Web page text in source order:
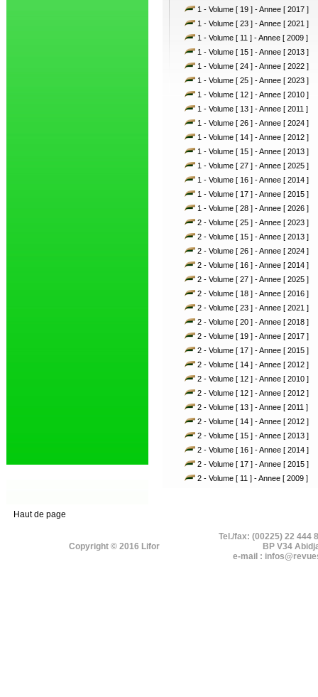
1 - Volume [ 19 ] - Annee [ 2017 ]
1 - Volume [ 23 ] - Annee [ 2021 ]
1 - Volume [ 11 ] - Annee [ 2009 ]
1 - Volume [ 15 ] - Annee [ 2013 ]
1 - Volume [ 24 ] - Annee [ 2022 ]
1 - Volume [ 25 ] - Annee [ 2023 ]
1 - Volume [ 12 ] - Annee [ 2010 ]
1 - Volume [ 13 ] - Annee [ 2011 ]
1 - Volume [ 26 ] - Annee [ 2024 ]
1 - Volume [ 14 ] - Annee [ 2012 ]
1 - Volume [ 15 ] - Annee [ 2013 ]
1 - Volume [ 27 ] - Annee [ 2025 ]
1 - Volume [ 16 ] - Annee [ 2014 ]
1 - Volume [ 17 ] - Annee [ 2015 ]
1 - Volume [ 28 ] - Annee [ 2026 ]
2 - Volume [ 25 ] - Annee [ 2023 ]
2 - Volume [ 15 ] - Annee [ 2013 ]
2 - Volume [ 26 ] - Annee [ 2024 ]
2 - Volume [ 16 ] - Annee [ 2014 ]
2 - Volume [ 27 ] - Annee [ 2025 ]
2 - Volume [ 18 ] - Annee [ 2016 ]
2 - Volume [ 23 ] - Annee [ 2021 ]
2 - Volume [ 20 ] - Annee [ 2018 ]
2 - Volume [ 19 ] - Annee [ 2017 ]
2 - Volume [ 17 ] - Annee [ 2015 ]
2 - Volume [ 14 ] - Annee [ 2012 ]
2 - Volume [ 12 ] - Annee [ 2010 ]
2 - Volume [ 12 ] - Annee [ 2012 ]
2 - Volume [ 13 ] - Annee [ 2011 ]
2 - Volume [ 14 ] - Annee [ 2012 ]
2 - Volume [ 15 ] - Annee [ 2013 ]
2 - Volume [ 16 ] - Annee [ 2014 ]
2 - Volume [ 17 ] - Annee [ 2015 ]
2 - Volume [ 11 ] - Annee [ 2009 ]
Haut de page
Copyright © 2016 Lifor
Tel./fax: (00225) 22 444
BP V34
e-mail :